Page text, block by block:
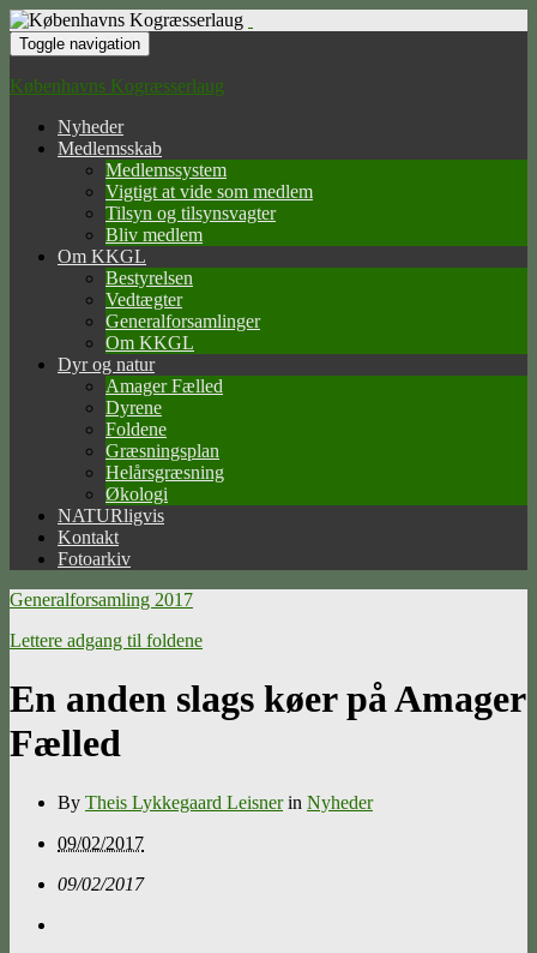
Toggle navigation
Københavns Kogræsserlaug
Nyheder
Medlemsskab
Medlemssystem
Vigtigt at vide som medlem
Tilsyn og tilsynsvagter
Bliv medlem
Om KKGL
Bestyrelsen
Vedtægter
Generalforsamlinger
Om KKGL
Dyr og natur
Amager Fælled
Dyrene
Foldene
Græsningsplan
Helårsgræsning
Økologi
NATURligvis
Kontakt
Fotoarkiv
Generalforsamling 2017
Lettere adgang til foldene
En anden slags køer på Amager
Fælled
By Theis Lykkegaard Leisnerin Nyheder
09/02/2017
09/02/2017